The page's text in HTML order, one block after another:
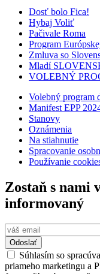
Dosť bolo Fica!
Hybaj Voliť
Pačivale Roma
Program
Zmluva so
Mladí
VOLEBNÝ
Volebný
Manifest EPP
Stanovy
Oznámenia
Na stiahnutie
Spracovanie
Používanie
Zostaň s nami
informovaný
Odoslať
Súhlasím so
priameho marketingu a